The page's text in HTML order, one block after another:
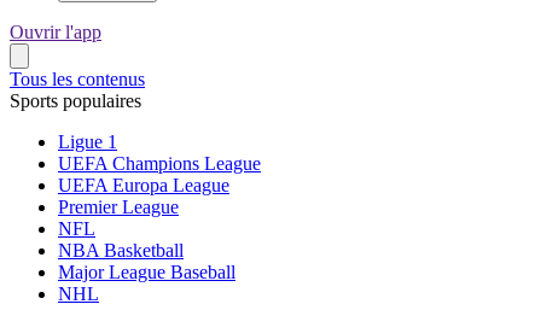
Ouvrir l'app
Tous les contenus
Sports populaires
Ligue 1
UEFA Champions League
UEFA Europa League
Premier League
NFL
NBA Basketball
Major League Baseball
NHL